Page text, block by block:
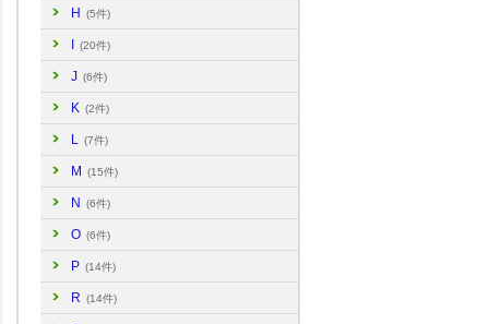
H (5件)
(20件)
J (6件)
K (2件)
L (7件)
M (15件)
N (6件)
O (6件)
P (14件)
R (14件)